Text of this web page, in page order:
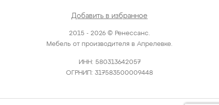
2015 - 2026 © Ренессанс.
Мебель от производителя в Апрелевке.
ИНН: 580313642057
ОГРНИП: 317583500009448
Добавить в избранное